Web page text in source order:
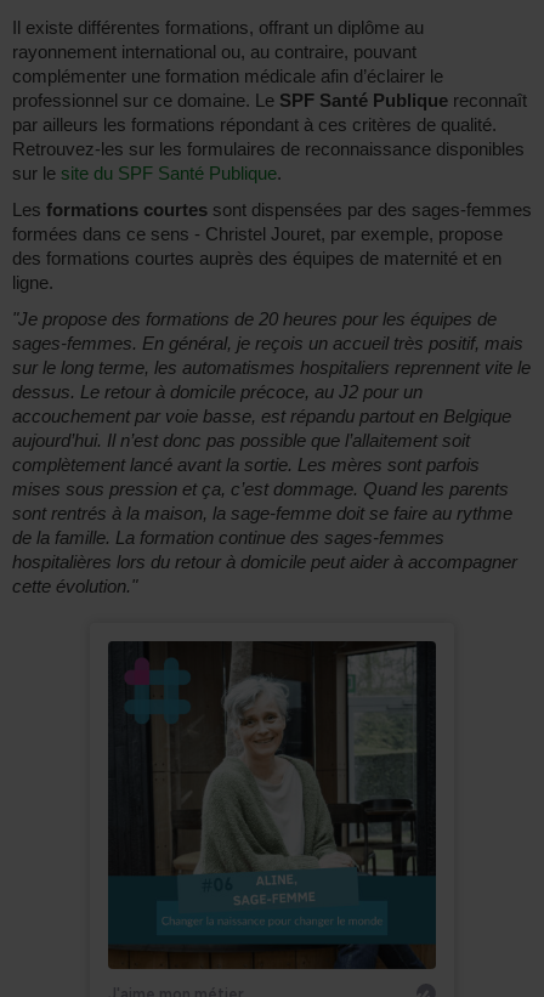
Il existe différentes formations, offrant un diplôme au
rayonnement international ou, au contraire, pouvant
complémenter une formation médicale afin d’éclairer le
professionnel sur ce domaine. Le SPF Santé Publique reconnaît
par ailleurs les formations répondant à ces critères de qualité.
Retrouvez-les sur les formulaires de reconnaissance disponibles
sur le site du SPF Santé Publique.
Les formations courtes sont dispensées par des sages-femmes
formées dans ce sens - Christel Jouret, par exemple, propose
des formations courtes auprès des équipes de maternité et en
ligne.
"Je propose des formations de 20 heures pour les équipes de
sages-femmes. En général, je reçois un accueil très positif, mais
sur le long terme, les automatismes hospitaliers reprennent vite le
dessus. Le retour à domicile précoce, au J2 pour un
accouchement par voie basse, est répandu partout en Belgique
aujourd’hui. Il n’est donc pas possible que l’allaitement soit
complètement lancé avant la sortie. Les mères sont parfois
mises sous pression et ça, c’est dommage. Quand les parents
sont rentrés à la maison, la sage-femme doit se faire au rythme
de la famille. La formation continue des sages-femmes
hospitalières lors du retour à domicile peut aider à accompagner
cette évolution."